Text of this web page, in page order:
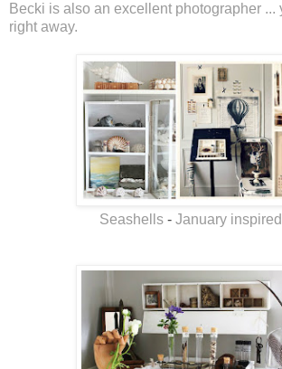
Becki is also an excellent photographer
right away.
Seashells - January